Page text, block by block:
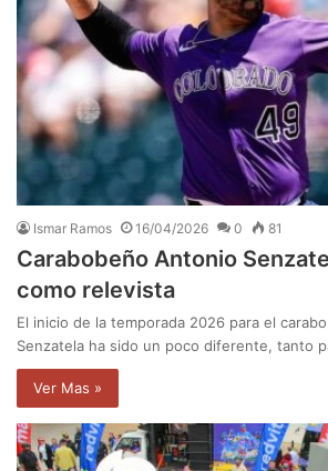
Ismar Ramos 16/04/2026 0 81
Carabobeño Antonio
como relevista
El inicio de la temporada 2026 para el
Senzatela ha sido un poco diferente, tanto
Ver Mas »